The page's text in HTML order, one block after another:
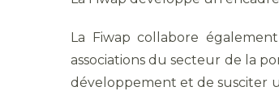
La Fiwap collabore
associations du secteur de la
développement et de susciter